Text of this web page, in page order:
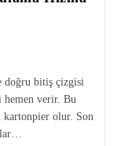
doğru bitiş çizgisi
hemen verir. Bu
kartonpier olur. Son